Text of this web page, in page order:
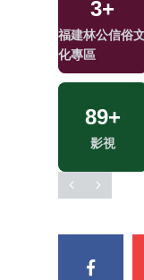
3+
福建林公信俗
化專區
89+
影視